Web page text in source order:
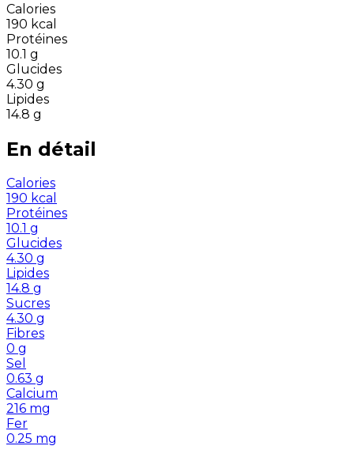
Calories
190 kcal
Protéines
10.1 g
Glucides
4.30 g
Lipides
14.8 g
En détail
Calories
190 kcal
Protéines
10.1 g
Glucides
4.30 g
Lipides
14.8 g
Sucres
4.30 g
Fibres
0 g
Sel
0.63 g
Calcium
216 mg
Fer
0.25 mg